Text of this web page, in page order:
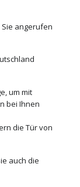
Sie angerufen
um mit
bei Ihnen
die Tür von
auch die